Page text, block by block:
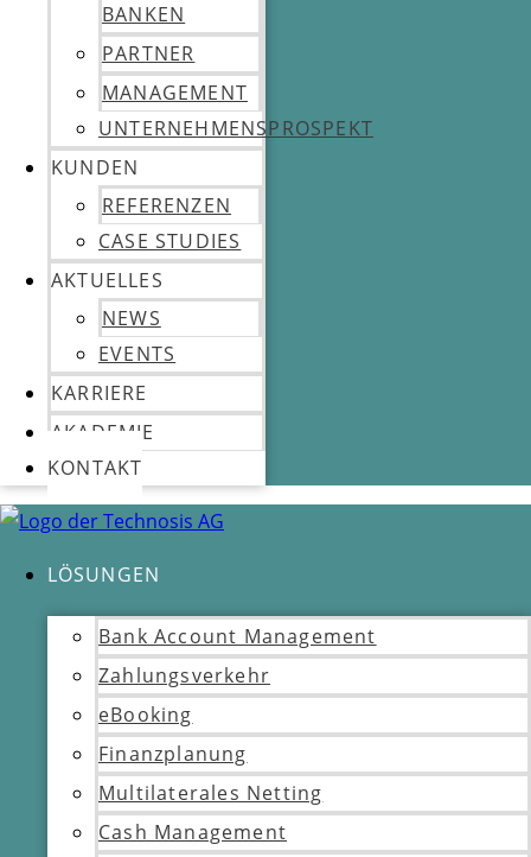
BANKEN
PARTNER
MANAGEMENT
UNTERNEHMENSPROSPEKT
KUNDEN
REFERENZEN
CASE STUDIES
AKTUELLES
NEWS
EVENTS
KARRIERE
AKADEMIE
KONTAKT
LÖSUNGEN
Bank Account Management
Zahlungsverkehr
eBooking
Finanzplanung
Multilaterales Netting
Cash Management